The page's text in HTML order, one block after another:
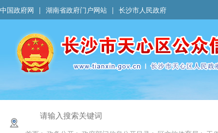
中国政府网 | 湖南省政府门户网站 | 长沙市人民政府